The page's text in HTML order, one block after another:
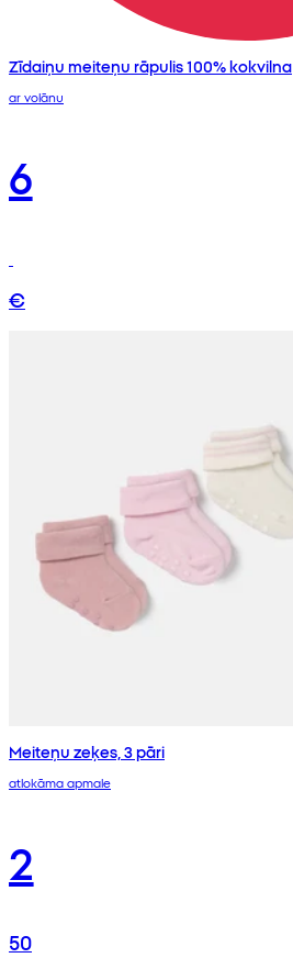
Zīdaiņu meiteņu rāpulis 100% kokvilna
ar volānu
6
€
Meiteņu zeķes, 3 pāri
atlokāma apmale
2
50